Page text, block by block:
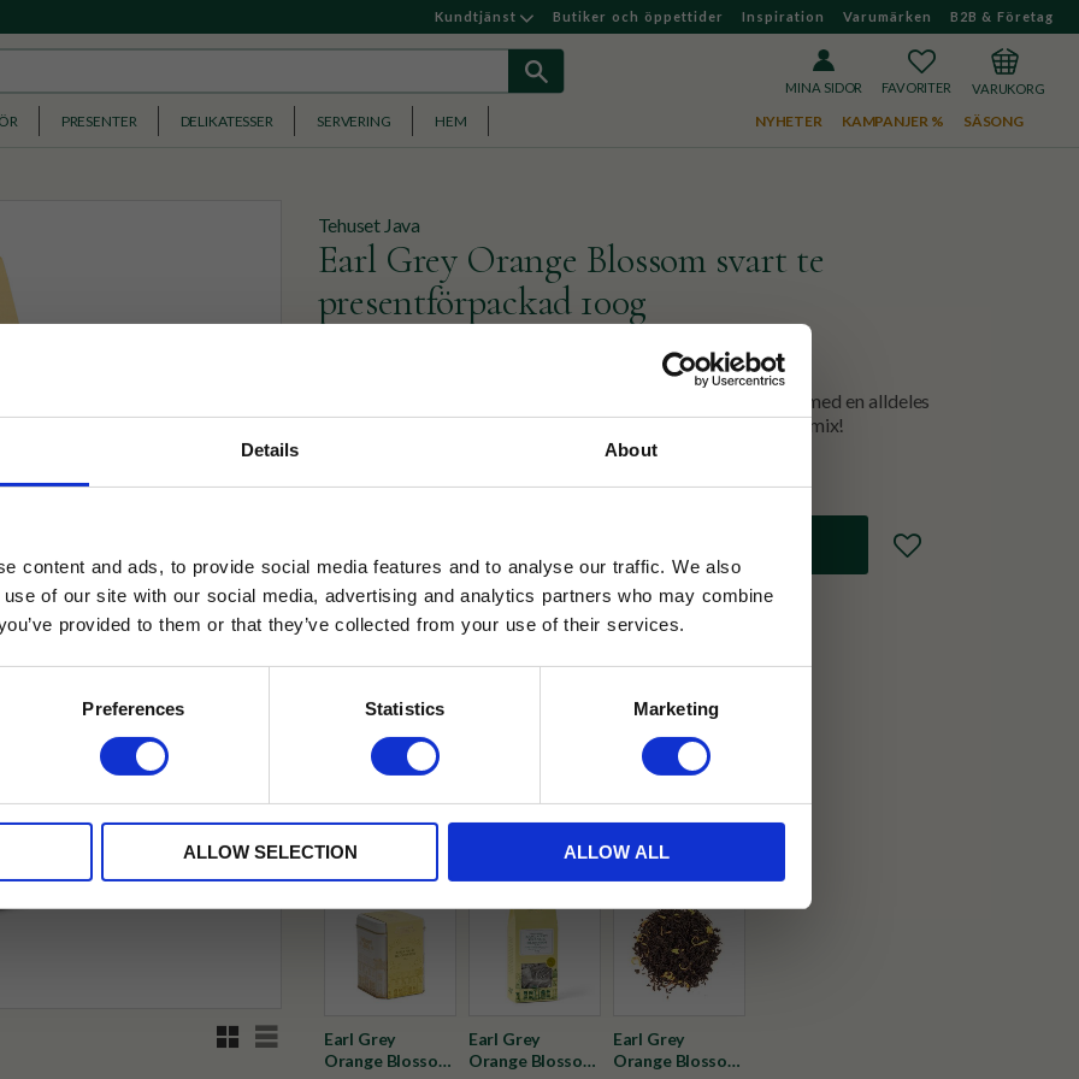
Details About
content and ads, to provide social media features and to analyse our traffic. We also
of our site with our social media, advertising and analytics partners who may combine
provided to them or that they’ve collected from your use of their services.
Preferences Statistics Marketing
ALLOW SELECTION ALLOW ALL
Kundtjänst Butiker och öppettider Inspiration Varumärken B2B & Företag
MINA SIDOR
FAVORITERKUNDVAGN
PRESENTER DELIKATESSER SERVERING HEM NYHETER KAMPANJER % SÄSONG
Tehuset Java
Earl Grey Orange Blossom svart te
presentförpackad 100g
Vårt Jubileumste 2017! Tehuset Java fyller 85 år och vi firar med en alldeles
extra god kopp te. Bergamottolja och apelsinblom i en mjuk mix!
RutnätsvyListvy
89KR
Lägg till i favoriter
✓ Gratis teprov i varje beställning
Visa alla produkter från Tehuset Java
Earl Grey
Orange Blossom
Earl Grey
Orange Blossom
Earl Grey
Orange Blossom
Läs mer
Rabatten fungerar endast
med andra erbjudanden.